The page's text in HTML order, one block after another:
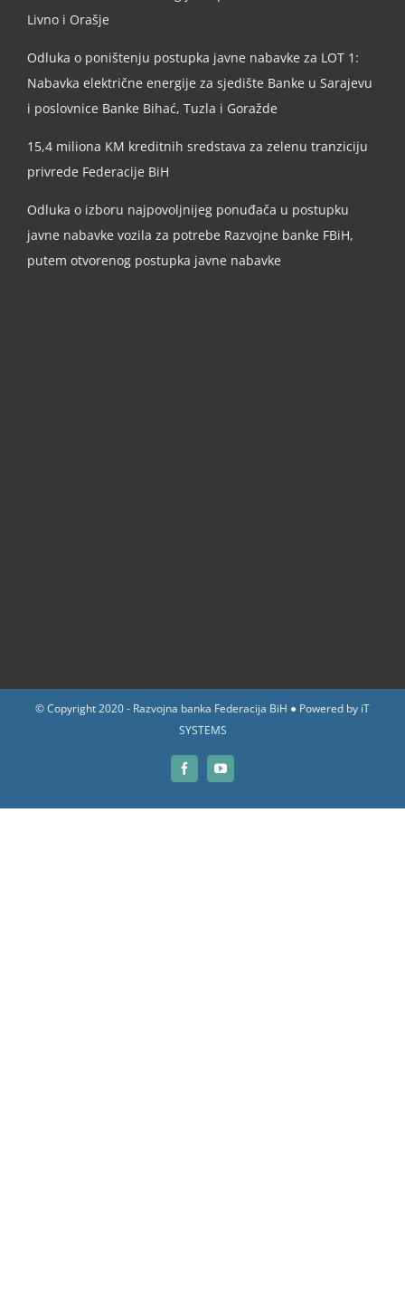
Livno i Orašje
Odluka o poništenju postupka javne nabavke za LOT 1:
Nabavka električne energije za sjedište Banke u Sarajevu
i poslovnice Banke Bihać, Tuzla i Goražde
15,4 miliona KM kreditnih sredstava za zelenu tranziciju
privrede Federacije BiH
Odluka o izboru najpovoljnijeg ponuđača u postupku
javne nabavke vozila za potrebe Razvojne banke FBiH,
putem otvorenog postupka javne nabavke
© Copyright 2020 - Razvojna banka Federacija BiH ● Powered by iT
SYSTEMS
FacebookYouTube